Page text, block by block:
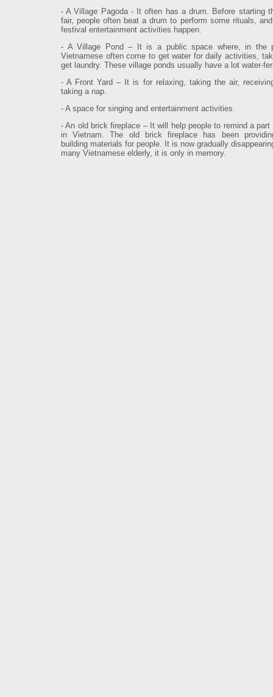
- A Village Pagoda - It often has a drum. Before starting
fair, people often beat a drum to perform some rituals,
festival entertainment activities happen.
- A Village Pond – It is a public space where, in the
Vietnamese often come to get water for daily activities,
get laundry. These village ponds usually have a lot water-
- A Front Yard – It is for relaxing, taking the air,
taking a nap.
- A space for singing and entertainment activities.
- An old brick fireplace – It will help people to remind a part
in Vietnam. The old brick fireplace has been
building materials for people. It is now gradually
many Vietnamese elderly, it is only in memory.